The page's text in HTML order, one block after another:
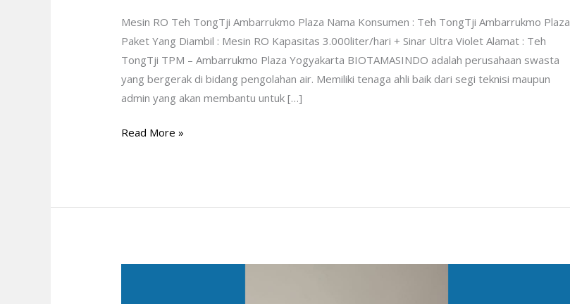
Mesin RO Teh TongTji Ambarrukmo Plaza Nama Konsumen : Teh TongTji Ambarrukmo Plaza
Paket Yang Diambil : Mesin RO Kapasitas 3.000liter/hari + Sinar Ultra Violet Alamat : Teh
TongTji TPM – Ambarrukmo Plaza Yogyakarta BIOTAMASINDO adalah perusahaan swasta
yang bergerak di bidang pengolahan air. Memiliki tenaga ahli baik dari segi teknisi maupun
admin yang akan membantu untuk […]
Read More »